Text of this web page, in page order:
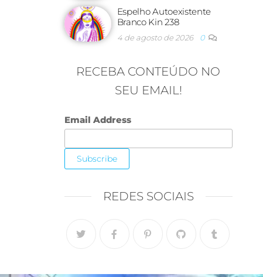
Espelho Autoexistente
Branco Kin 238
4 de agosto de 2026 0
RECEBA CONTEÚDO NO
SEU EMAIL!
Email Address
REDES SOCIAIS